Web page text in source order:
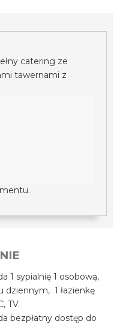
catering ze
tawernami z
1 sypialnię 1 osobową,
dziennym, 1 łazienkę
TV.
bezpłatny dostęp do